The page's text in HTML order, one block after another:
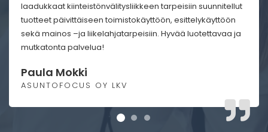
laadukkaat kiinteistönvälitysliikkeen tarpeisiin suunnitellut
tuotteet päivittäiseen toimistokäyttöön, esittelykäyttöön
sekä mainos –ja liikelahjatarpeisiin. Hyvää luotettavaa ja
mutkatonta palvelua!
Paula Mokki
ASUNTOFOCUS OY LKV